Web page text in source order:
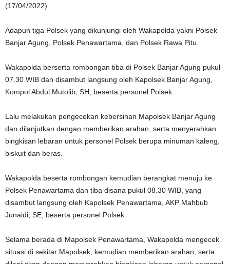
(17/04/2022).
Adapun tiga Polsek yang dikunjungi oleh Wakapolda yakni Polsek
Banjar Agung, Polsek Penawartama, dan Polsek Rawa Pitu.
Wakapolda berserta rombongan tiba di Polsek Banjar Agung pukul
07.30 WIB dan disambut langsung oleh Kapolsek Banjar Agung,
Kompol Abdul Mutolib, SH, beserta personel Polsek.
Lalu melakukan pengecekan kebersihan Mapolsek Banjar Agung
dan dilanjutkan dengan memberikan arahan, serta menyerahkan
bingkisan lebaran untuk personel Polsek berupa minuman kaleng,
biskuit dan beras.
Wakapolda beserta rombongan kemudian berangkat menuju ke
Polsek Penawartama dan tiba disana pukul 08.30 WIB, yang
disambut langsung oleh Kapolsek Penawartama, AKP Mahbub
Junaidi, SE, beserta personel Polsek.
Selama berada di Mapolsek Penawartama, Wakapolda mengecek
situasi di sekitar Mapolsek, kemudian memberikan arahan, serta